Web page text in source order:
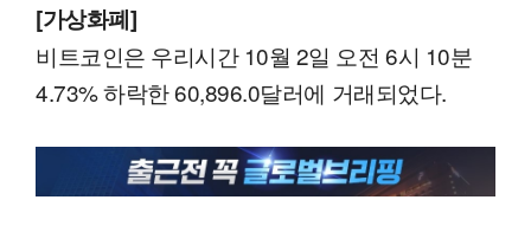
[가상화폐]
비트코인은 우리시간 10월 2일 오전 6시 10분
4.73% 하락한 60,896.0달러에 거래되었다.